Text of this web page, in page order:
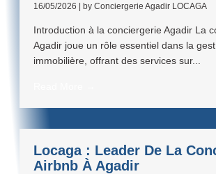
16/05/2026 | by Conciergerie Agadir LOCAGA
Introduction à la conciergerie Agadir La
Agadir joue un rôle essentiel dans la
immobilière, offrant des services sur...
Locaga : Leader De La
Airbnb À Agadir